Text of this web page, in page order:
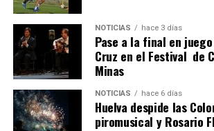
4º DÍA DE LAS FIESTAS COLOMBINAS
hace 1 semana ·Huelvatv
NOTICIAS hace 3 días
Pase a la final en
Cruz en el Festival de
Minas
NOTICIAS hace 6 días
Huelva despide las
piromusical y Rosario